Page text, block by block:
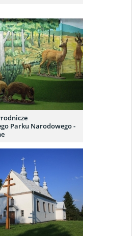
Parku Narodowego -